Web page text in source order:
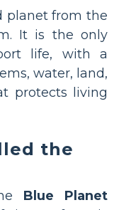
planet from the
It is the only
life, with a
water, land,
protects living
the
Blue Planet